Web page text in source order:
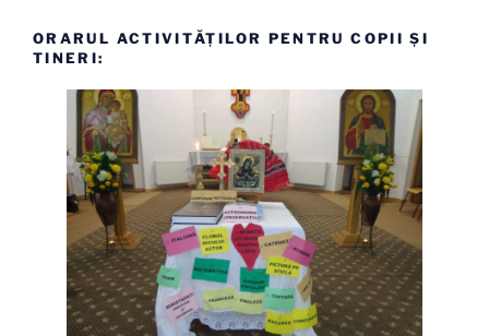
ORARUL ACTIVITĂȚILOR PENTRU COPII ȘI
TINERI: